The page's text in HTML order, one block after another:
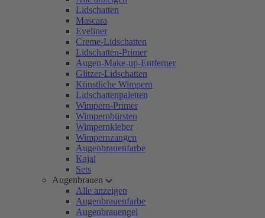
Lidschatten
Mascara
Eyeliner
Creme-Lidschatten
Lidschatten-Primer
Augen-Make-up-Entferner
Glitzer-Lidschatten
Künstliche Wimpern
Lidschattenpaletten
Wimpern-Primer
Wimpernbürsten
Wimpernkleber
Wimpernzangen
Augenbrauenfarbe
Kajal
Sets
Augenbrauen
Alle anzeigen
Augenbrauenfarbe
Augenbrauengel